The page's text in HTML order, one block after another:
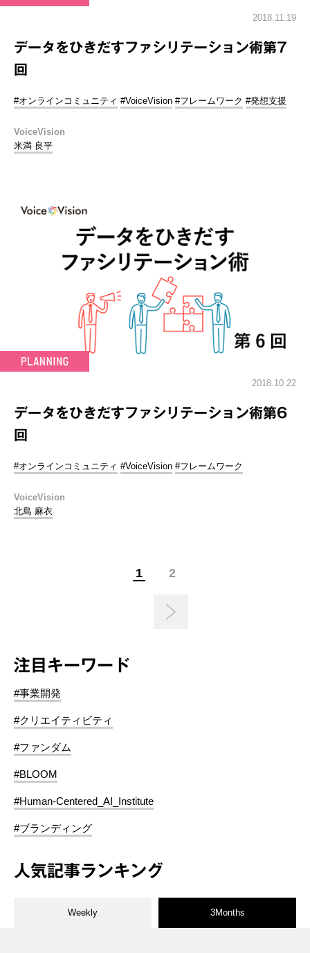
2018.11.19
データをひきだすファシリテーション術第7
回
#オンラインコミュニティ #VoiceVision #フレームワーク #発想支援
VoiceVision
米満 良平
2018.10.22
データをひきだすファシリテーション術第6
回
#オンラインコミュニティ #VoiceVision #フレームワーク
VoiceVision
北島 麻衣
1 2
注目キーワード
#事業開発
#クリエイティビティ
#ファンダム
#BLOOM
#Human-Centered_AI_Institute
#ブランディング
人気記事ランキング
Weekly 3Months